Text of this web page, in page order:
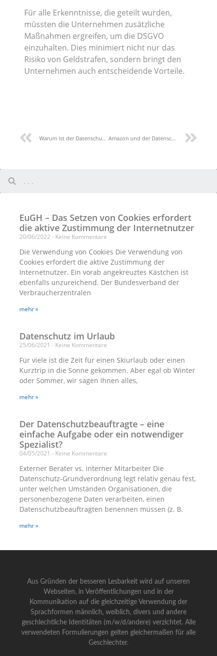
Für alle Erkenntnisse, die geteilt wurden,
müssten die Unternehmen zusätzliche
Maßnahmen ergreifen, um die DSGVO
einzuhalten. Dies minimiert nicht nur das
Risiko von Geldstrafen, sondern bringt den
Unternehmen auch entscheidende Vorteile.
Warum ist der Datenschutz im Jahr 2022 wichtiger denn je? Amazon und der Datenschutz: Der Internethändler riskiert eine Strafe von 746 Millionen Euro
EuGH – Das Setzen von Cookies erfordert
die aktive Zustimmung der Internetnutzer
20/06/2022 Keine Kommentare
Die Verwendung von Cookies Die Verwendung von
Cookies erfordert die aktive Zustimmung der
Internetnutzer. Ein vorab angekreuztes Kästchen ist
ebenfalls unzureichend. Der Bundesverband der
Verbraucherzentralen
mehr »
Datenschutz im Urlaub
25/06/2021 Keine Kommentare
Für viele ist die Zeit für einen Skiurlaub oder einen
Kurztrip in die Sonne gekommen. Aber egal ob Winter
oder Sommer, wir sagen Ihnen alles,
mehr »
Der Datenschutzbeauftragte – eine
einfache Aufgabe oder ein notwendiger
Spezialist?
04/05/2021 Keine Kommentare
Externer Berater vs. interner Mitarbeiter Die
Datenschutz-Grundverordnung legt relativ genau fest,
unter welchen Umständen Organisationen, die
personenbezogene Daten verarbeiten, einen
Datenschutzbeauftragten benennen müssen (z. B.
mehr »
Aus Gründen der besseren Lesbarkeit wird auf unseren
Webseiten, in Veröffentlichungen und in der
Kommunikation auf die gleichzeitige Verwendung der
Sprachformen männlich, weiblich, divers und andere
geschlechtliche Identitäten (m/w/d/andere) verzichtet. Alle
verwendeten Formulierungen gelten gleichermaßen für alle
Geschlechter.